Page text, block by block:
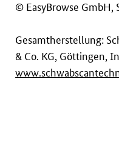
© EasyBrowse GmbH,
Gesamtherstellung:
& Co. KG, Göttingen,